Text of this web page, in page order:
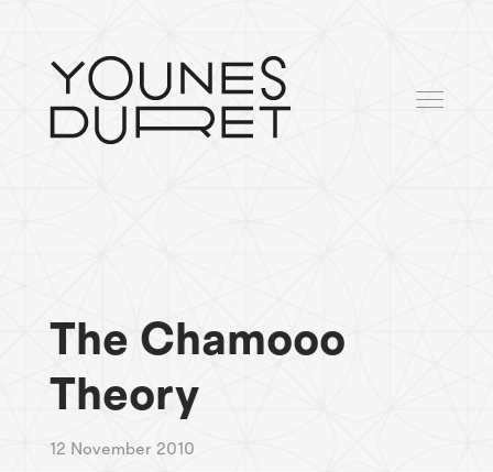
The Chamooo
Theory
12 November 2010